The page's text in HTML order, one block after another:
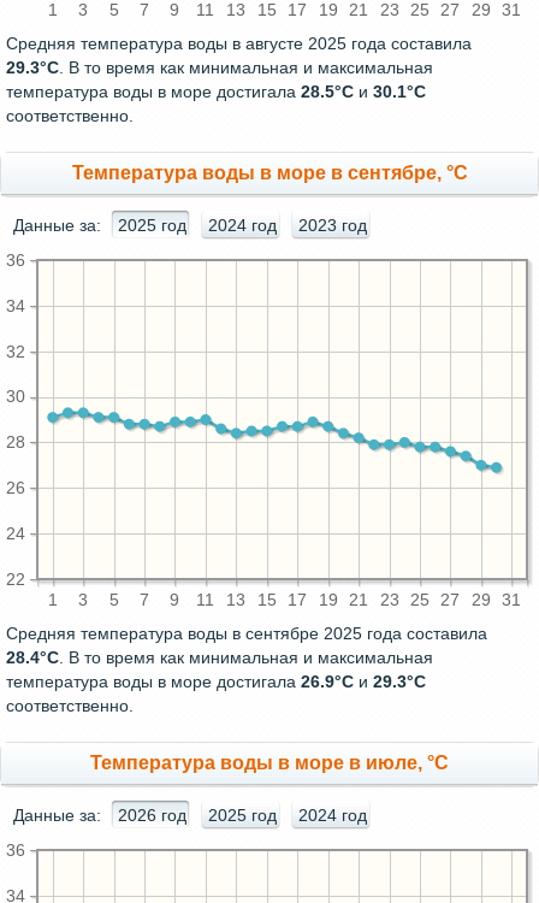
1 3 5 7 9 11 13 15 17 19 21 23 25 27 29 31
Средняя температура воды в августе 2025 года составила
29.3°C. В то время как минимальная и максимальная
температура воды в море достигала 28.5°C и 30.1°C
соответственно.
Температура воды в море в сентябре, °C
Данные за: 2025 год 2024 год 2023 год
1 3 5 7 9 11 13 15 17 19 21 23 25 27 29 31
22
24
26
28
30
32
34
36
Средняя температура воды в сентябре 2025 года составила
28.4°C. В то время как минимальная и максимальная
температура воды в море достигала 26.9°C и 29.3°C
соответственно.
Температура воды в море в июле, °C
Данные за: 2026 год 2025 год 2024 год
34
36